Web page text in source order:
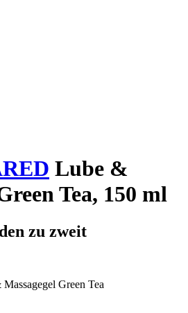
Lube &
Tea, 150 ml
zu zweit
Green Tea